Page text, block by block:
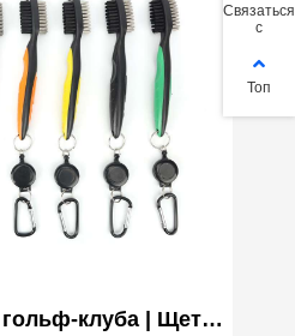
клуба | Щетка
Связаться
с
Топ